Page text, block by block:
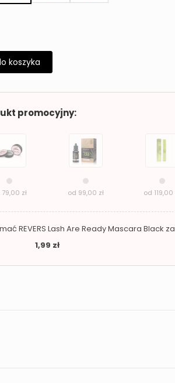
koszyka
promocyjny:
79,00 zł od 99,00 zł od 119,00
REVERS Lash Are Ready Mascara Black za
1,99 zł